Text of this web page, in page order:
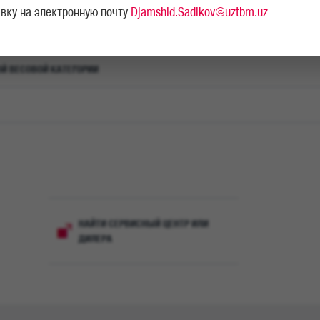
ВЕСОВОЙ КАТЕГОРИИ
НАЙТИ СЕРВИСНЫЙ ЦЕНТР ИЛИ
ДИЛЕРА
на электронную почту Djamshid.Sadikov@uztbm.uz